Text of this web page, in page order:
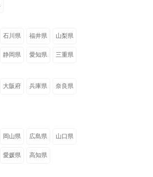
石川県 福井県 山梨県
静岡県 愛知県 三重県
大阪府 兵庫県 奈良県
岡山県 広島県 山口県
愛媛県 高知県